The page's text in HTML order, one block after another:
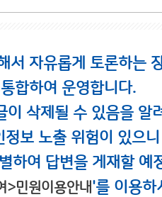
서 자유롭게 토론하는
합하여 운영합니다.
삭제될 수 있음을 알
보 노출 위험이 있으
하여 답변을 게재할 예
>민원이용안내'를 이용하